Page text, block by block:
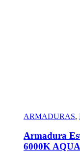
ARMADURAS,
Armadura
6000K